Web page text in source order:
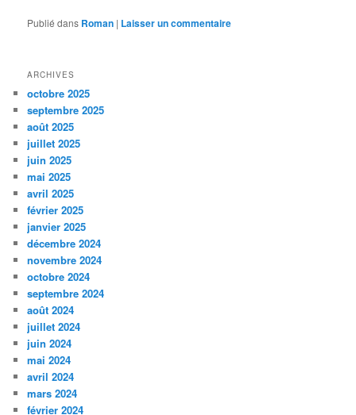
Publié dans Roman | Laisser un commentaire
ARCHIVES
octobre 2025
septembre 2025
août 2025
juillet 2025
juin 2025
mai 2025
avril 2025
février 2025
janvier 2025
décembre 2024
novembre 2024
octobre 2024
septembre 2024
août 2024
juillet 2024
juin 2024
mai 2024
avril 2024
mars 2024
février 2024